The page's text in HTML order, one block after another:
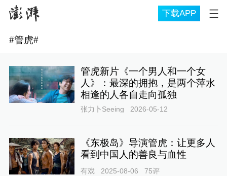
下载APP
#管虎#
管虎新片《一个男人和一个女
人》：最深的拥抱，是两个萍水
相逢的人各自走向孤独
张力卜Seeing 2026-05-12
《东极岛》导演管虎：让更多人
看到中国人的善良与血性
有戏 2025-08-06 75评